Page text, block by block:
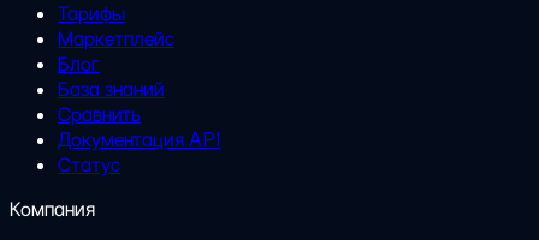
Тарифы
Маркетплейс
Блог
База знаний
Сравнить
Документация API
Статус
Компания